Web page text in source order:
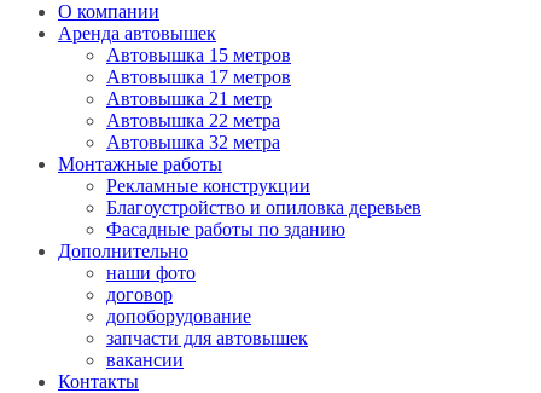
О компании
Аренда автовышек
Автовышка 15 метров
Автовышка 17 метров
Автовышка 21 метр
Автовышка 22 метра
Автовышка 32 метра
Монтажные работы
Рекламные конструкции
Благоустройство и опиловка деревьев
Фасадные работы по зданию
Дополнительно
наши фото
договор
допоборудование
запчасти для автовышек
вакансии
Контакты